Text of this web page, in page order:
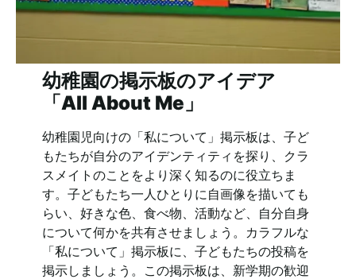
幼稚園の掲示板のアイデア
「All About Me」
幼稚園児向けの「私について」掲示板は、子ど
もたちが自分のアイデンティティを探り、クラ
スメイトのことをより深く知るのに役立ちま
す。子どもたち一人ひとりに自画像を描いても
らい、好きな色、食べ物、活動など、自分自身
について何かを共有させましょう。カラフルな
「私について」掲示板に、子どもたちの投稿を
掲示しましょう。この掲示板は、新学期の歓迎